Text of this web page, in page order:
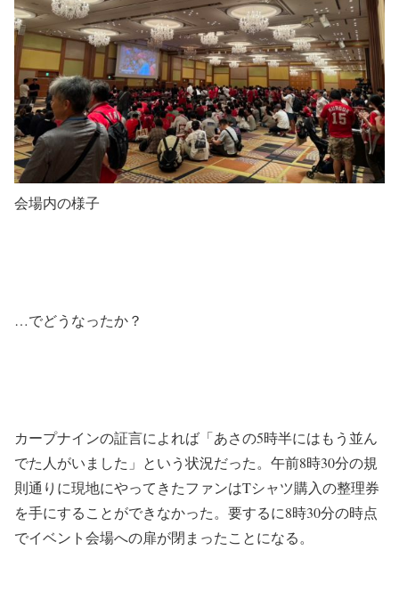
会場内の様子
…でどうなったか？
カープナインの証言によれば「あさの5時半にはもう並ん
でた人がいました」という状況だった。午前8時30分の規
則通りに現地にやってきたファンはTシャツ購入の整理券
を手にすることができなかった。要するに8時30分の時点
でイベント会場への扉が閉まったことになる。